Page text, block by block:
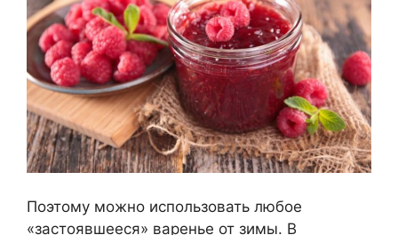
Поэтому можно использовать любое
«застоявшееся» варенье от зимы. В